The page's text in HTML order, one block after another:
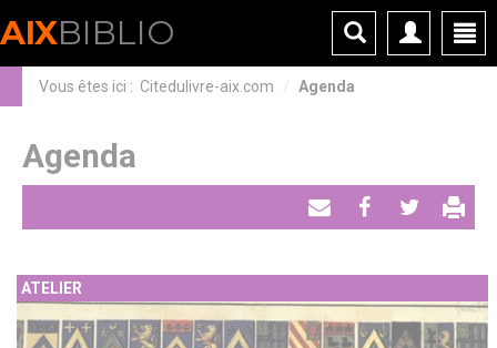
AIXBIBLIO
Vous êtes ici : Citedulivre-aix.com Agenda
Agenda
Envoyer PartagerTweeter
ATELIER